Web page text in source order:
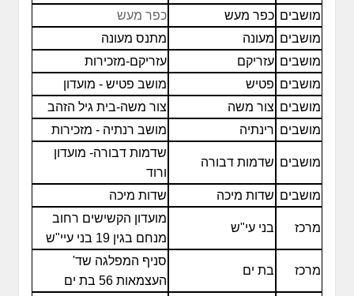
מושבים כפר מעש
כפר מעש
מושבים מעונה
מתנס מעונה
מושבים עזריקם
עזריקם-מזכירות
מושבים פטיש
מושב פטיש - מועדון
מושבים צור משה
צור משה-בית גיל הזהב
מושבים רינתיה מושב רנתיה - מזכירות
מושבים שדמות דבורה
שדמות דבורה- מועדון
ורוד
מושבים שדות מיכה שדות מיכה
מרכז בני עי"ש
מועדון הקשישים רחוב
מנחם בגין 19 בני עיי"ש
מרכז בת ים
סניף המפלגה שד'
העצמאות 56 בת ים